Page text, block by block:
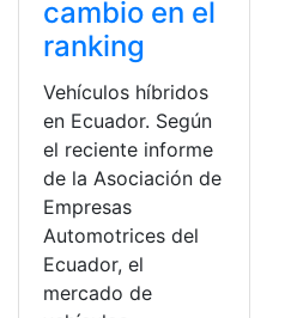
cambio en el
ranking
Vehículos híbridos
en Ecuador. Según
el reciente informe
de la Asociación de
Empresas
Automotrices del
Ecuador, el
mercado de